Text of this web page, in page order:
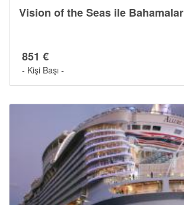
Vision of the Seas ile Bahamalar
851 €
- Kişi Başı -